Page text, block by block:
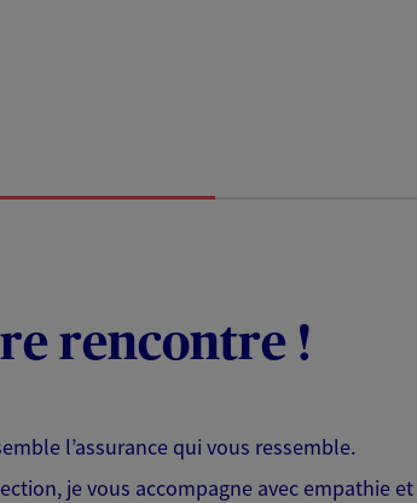
rencontre !
l’assurance qui vous ressemble.
je vous accompagne avec empathie